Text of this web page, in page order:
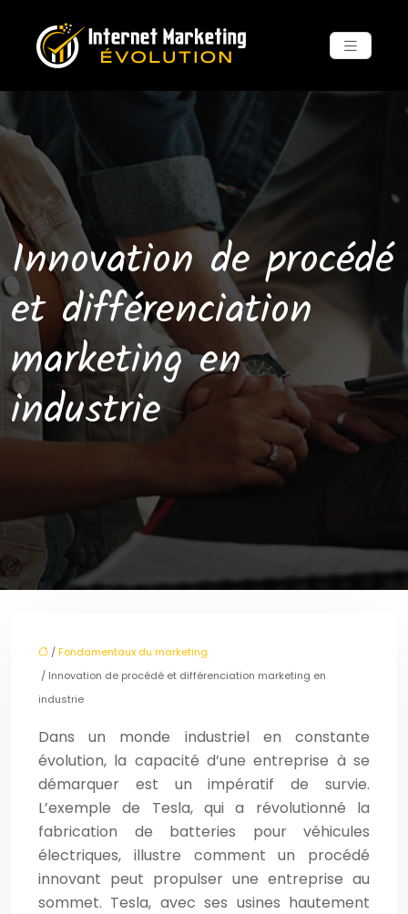
Innovation de procédé
et différenciation
marketing en
industrie
/Fondamentaux du marketing
/ Innovation de procédé et différenciation marketing en
industrie
Dans un monde industriel en constante
évolution, la capacité d’une entreprise à se
démarquer est un impératif de survie.
L’exemple de Tesla, qui a révolutionné la
fabrication de batteries pour véhicules
électriques, illustre comment un procédé
innovant peut propulser une entreprise au
sommet. Tesla, avec ses usines hautement